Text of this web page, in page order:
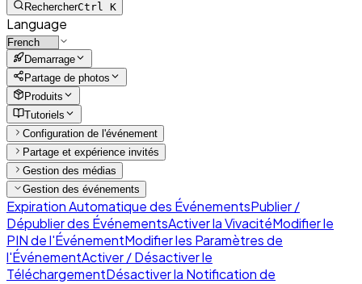
RechercherCtrl K
Language
Demarrage
Partage de photos
Produits
Tutoriels
Configuration de l'événement
Partage et expérience invités
Gestion des médias
Gestion des événements
Expiration Automatique des ÉvénementsPublier /
Dépublier des ÉvénementsActiver la VivacitéModifier le
PIN de l'ÉvénementModifier les Paramètres de
l'ÉvénementActiver / Désactiver le
TéléchargementDésactiver la Notification de